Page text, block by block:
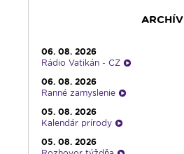
Emauzy - sv. omša 18:00
19:30
Vešpery
19:45
Rádio Vatikán - SK
20:00
Rozprávka na dobrú noc
20:10
História a my
ARCHÍV
06. 08. 2026
Rádio Vatikán - CZ
06. 08. 2026
Ranné zamyslenie
05. 08. 2026
Kalendár prírody
05. 08. 2026